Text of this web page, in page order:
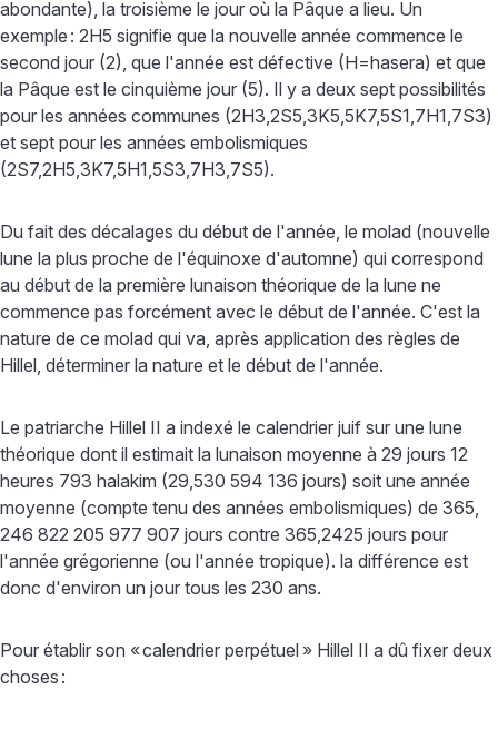
abondante), la troisième le jour où la Pâque a lieu. Un
exemple : 2H5 signifie que la nouvelle année commence le
second jour (2), que l'année est défective (H=hasera) et que
la Pâque est le cinquième jour (5). Il y a deux sept possibilités
pour les années communes (2H3,2S5,3K5,5K7,5S1,7H1,7S3)
et sept pour les années embolismiques
(2S7,2H5,3K7,5H1,5S3,7H3,7S5).
Du fait des décalages du début de l'année, le molad (nouvelle
lune la plus proche de l'équinoxe d'automne) qui correspond
au début de la première lunaison théorique de la lune ne
commence pas forcément avec le début de l'année. C'est la
nature de ce molad qui va, après application des règles de
Hillel, déterminer la nature et le début de l'année.
Le patriarche Hillel II a indexé le calendrier juif sur une lune
théorique dont il estimait la lunaison moyenne à 29 jours 12
heures 793 halakim (29,530 594 136 jours) soit une année
moyenne (compte tenu des années embolismiques) de 365,
246 822 205 977 907 jours contre 365,2425 jours pour
l'année grégorienne (ou l'année tropique). la différence est
donc d'environ un jour tous les 230 ans.
Pour établir son «calendrier perpétuel » Hillel II a dû fixer deux
choses :